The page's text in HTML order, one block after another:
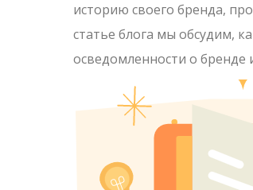
историю своего бренда,
статье блога мы обсудим,
осведомленности о бренде